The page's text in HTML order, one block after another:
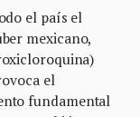
el país el
mexicano,
el
fundamental